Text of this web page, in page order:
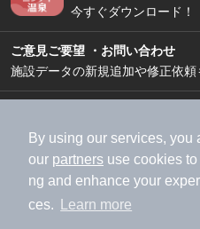
By using our services, you
our partners use cookies
ng and enhance your
ces.
Learn more
今すぐダウンロード！
ご意見ご要望 ・お問い合わせ
施設データの新規追加や修正依頼
加盟店募集（資料請
利用規約
ライフス
特定商取引法に基づく
運営会社